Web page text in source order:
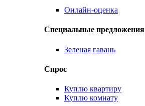
Онлайн-оценка
Специальные предложения
Зеленая гавань
Спрос
Куплю квартиру
Куплю комнату